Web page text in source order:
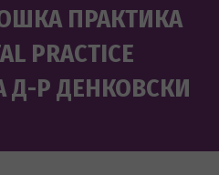
ПРАКТИКА
PRACTICE
Д-Р ДЕНКОВСКИ